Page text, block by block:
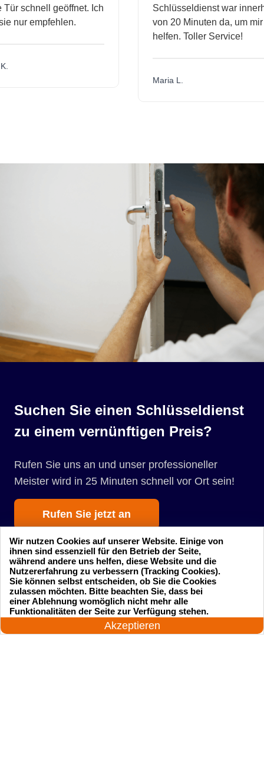
schnell geöffnet. Ich
nur empfehlen.
Schlüsseldienst war
von 20 Minuten da, um mir
helfen. Toller Service!
Maria L.
Suchen Sie einen Schlüsseldienst
zu einem vernünftigen Preis?
Rufen Sie uns an und unser professioneller
Meister wird in 25 Minuten schnell vor Ort sein!
Rufen Sie jetzt an
Startseite Einsatzgebiete
Preise
24 Stunden am Tag
Akzeptieren
Wir nutzen Cookies auf unserer Website. Einige von
ihnen sind essenziell für den Betrieb der Seite,
während andere uns helfen, diese Website und die
Nutzererfahrung zu verbessern (Tracking Cookies).
Sie können selbst entscheiden, ob Sie die Cookies
zulassen möchten. Bitte beachten Sie, dass bei
einer Ablehnung womöglich nicht mehr alle
Funktionalitäten der Seite zur Verfügung stehen.